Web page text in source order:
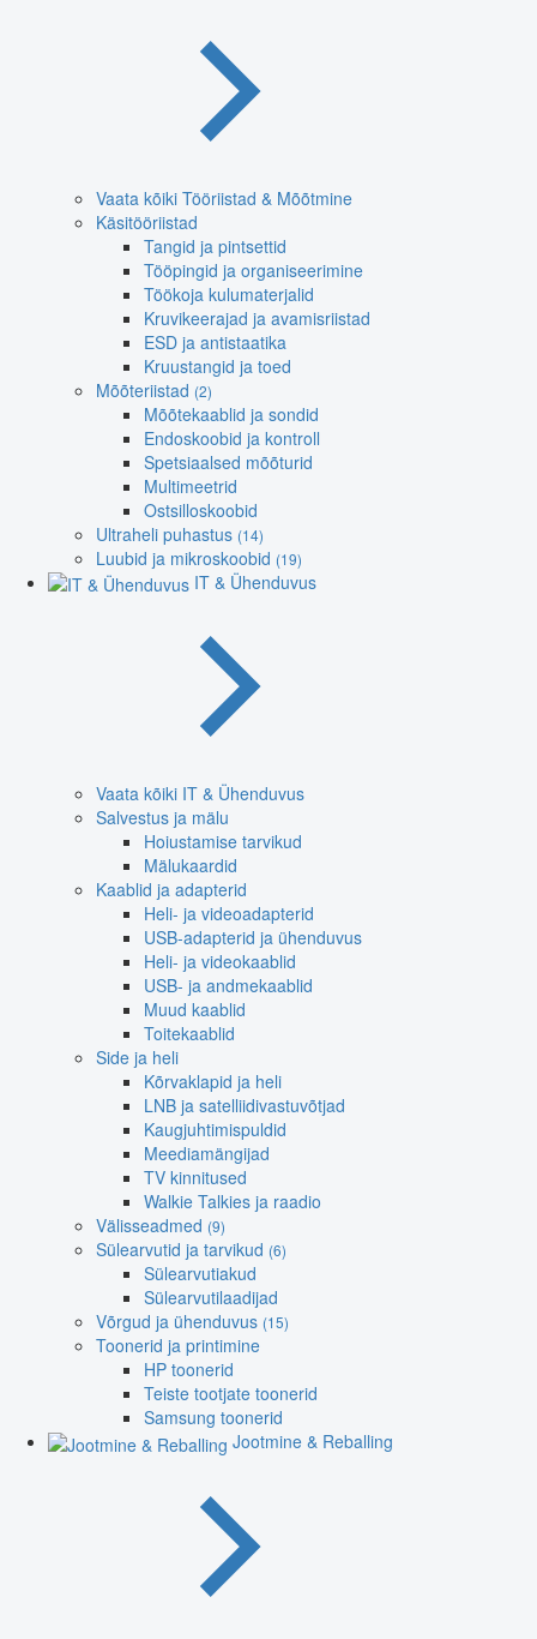
Vaata kõiki Tööriistad & Mõõtmine
Käsitööriistad
Tangid ja pintsettid
Tööpingid ja organiseerimine
Töökoja kulumaterjalid
Kruvikeerajad ja avamisriistad
ESD ja antistaatika
Kruustangid ja toed
Mõõteriistad (2)
Mõõtekaablid ja sondid
Endoskoobid ja kontroll
Spetsiaalsed mõõturid
Multimeetrid
Ostsilloskoobid
Ultraheli puhastus (14)
Luubid ja mikroskoobid (19)
IT & Ühenduvus
Vaata kõiki IT & Ühenduvus
Salvestus ja mälu
Hoiustamise tarvikud
Mälukaardid
Kaablid ja adapterid
Heli- ja videoadapterid
USB-adapterid ja ühenduvus
Heli- ja videokaablid
USB- ja andmekaablid
Muud kaablid
Toitekaablid
Side ja heli
Kõrvaklapid ja heli
LNB ja satelliidivastuvõtjad
Kaugjuhtimispuldid
Meediamängijad
TV kinnitused
Walkie Talkies ja raadio
Välisseadmed (9)
Sülearvutid ja tarvikud (6)
Sülearvutiakud
Sülearvutilaadijad
Võrgud ja ühenduvus (15)
Toonerid ja printimine
HP toonerid
Teiste tootjate toonerid
Samsung toonerid
Jootmine & Reballing